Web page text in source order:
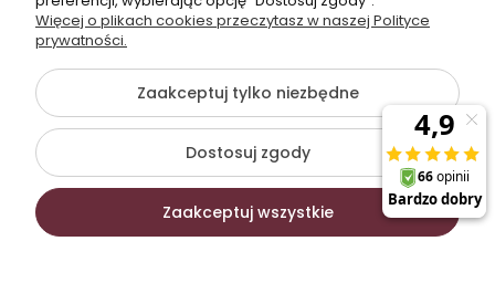
Nasz Facebook
©2026 Wszelkie Prawa Zastrzeżone | Komfort Biuro -
meble biurowe
Szablon Flex byEcommercy
Więcej o plikach cookies przeczytasz w naszej Polityce
prywatności.
Zaakceptuj tylko niezbędne
Dostosuj zgody
Zaakceptuj wszystkie